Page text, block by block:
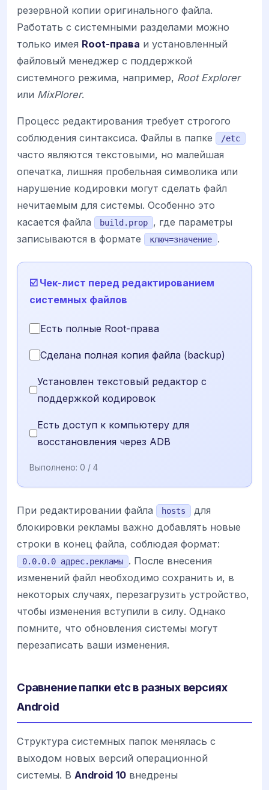
резервной копии оригинального файла.
Работать с системными разделами можно
только имея Root-права и установленный
файловый менеджер с поддержкой
системного режима, например, Root Explorer
или MixPlorer.
Процесс редактирования требует строгого
соблюдения синтаксиса. Файлы в папке
/etc
часто являются текстовыми, но малейшая
опечатка, лишняя пробельная символика или
нарушение кодировки могут сделать файл
нечитаемым для системы. Особенно это
касается файла
build.prop
, где параметры
записываются в формате
ключ=значение .
☑️ Чек-лист перед редактированием
системных файлов
Есть полные Root-права
Сделана полная копия файла (backup)
Установлен текстовый редактор с
поддержкой кодировок
Есть доступ к компьютеру для
восстановления через ADB
Выполнено: 0 / 4
При редактировании файла hosts
для
блокировки рекламы важно добавлять новые
строки в конец файла, соблюдая формат:
0.0.0.0 адрес.рекламы
. После внесения
изменений файл необходимо сохранить и, в
некоторых случаях, перезагрузить устройство,
чтобы изменения вступили в силу. Однако
помните, что обновления системы могут
перезаписать ваши изменения.
Сравнение папки etc в разных версиях
Android
Структура системных папок менялась с
выходом новых версий операционной
системы. В Android 10 внедрены